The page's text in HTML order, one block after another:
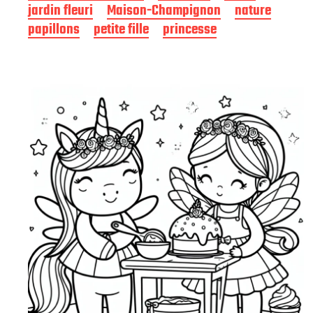
u
b
l
jardin fleuri
Maison-Champignon
nature
papillons
petite fille princesse